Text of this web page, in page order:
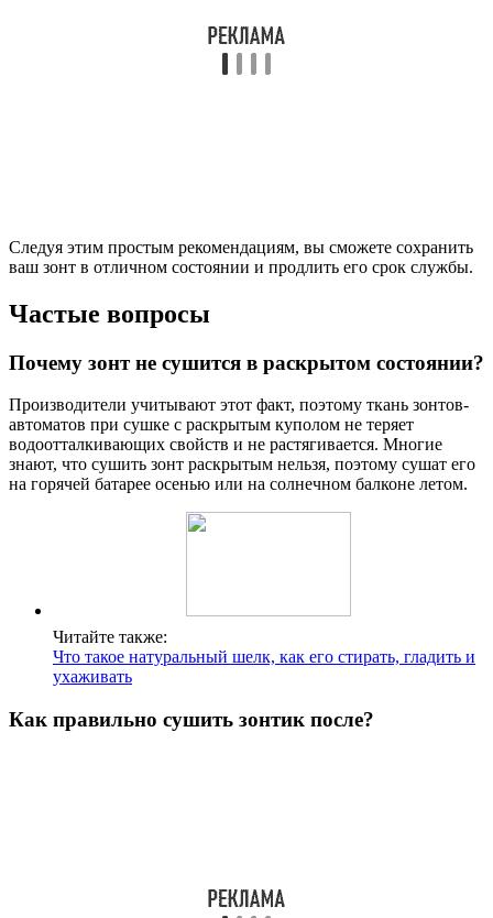
Следуя этим простым рекомендациям, вы сможете сохранить
ваш зонт в отличном состоянии и продлить его срок службы.
Частые вопросы
Почему зонт не сушится в раскрытом состоянии?
Производители учитывают этот факт, поэтому ткань зонтов-
автоматов при сушке с раскрытым куполом не теряет
водоотталкивающих свойств и не растягивается. Многие
знают, что сушить зонт раскрытым нельзя, поэтому сушат его
на горячей батарее осенью или на солнечном балконе летом.
Читайте также:
Что такое натуральный шелк, как его стирать, гладить и
ухаживать
Как правильно сушить зонтик после?